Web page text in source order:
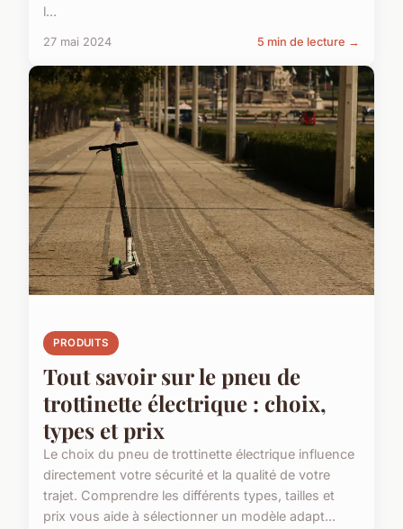
l...
27 mai 2024 5 min de lecture →
PRODUITS
Tout savoir sur le pneu de
trottinette électrique : choix,
types et prix
Le choix du pneu de trottinette électrique influence
directement votre sécurité et la qualité de votre
trajet. Comprendre les différents types, tailles et
prix vous aide à sélectionner un modèle adapt...